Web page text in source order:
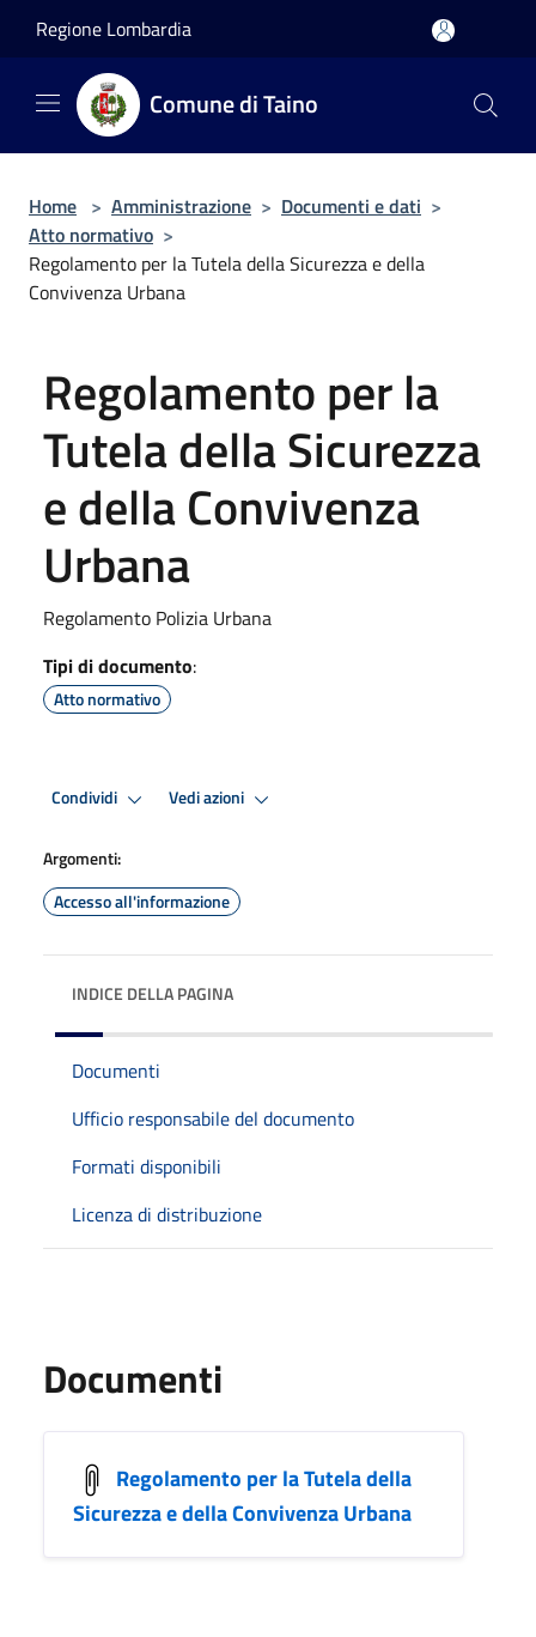
Regione Lombardia
Comune di Taino
Home > Amministrazione > Documenti e dati >
Atto normativo >
Regolamento per la Tutela della Sicurezza e della
Convivenza Urbana
Regolamento per la
Tutela della Sicurezza
e della Convivenza
Urbana
Regolamento Polizia Urbana
Tipi di documento:
Atto normativo
Condividi Vedi azioni
Argomenti:
Accesso all'informazione
INDICE DELLA PAGINA
Documenti
Ufficio responsabile del documento
Formati disponibili
Licenza di distribuzione
Documenti
Regolamento per la Tutela della
Sicurezza e della Convivenza Urbana